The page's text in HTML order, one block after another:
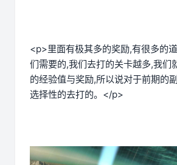
<p>里面有极其多的奖励,有很多的
们需要的,我们去打的关卡越多,我们
的经验值与奖励,所以说对于前期的
选择性的去打的。</p>